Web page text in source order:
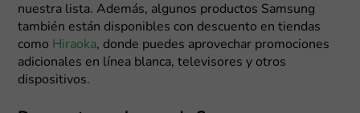
nuestra lista. Además, algunos productos Samsung
también están disponibles con descuento en tiendas
como Hiraoka, donde puedes aprovechar promociones
adicionales en línea blanca, televisores y otros
dispositivos.